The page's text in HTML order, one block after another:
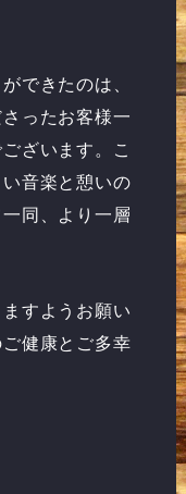
できたのは、
ったお客様一
ざいます。こ
音楽と憩いの
同、より一層
すようお願い
健康とご多幸